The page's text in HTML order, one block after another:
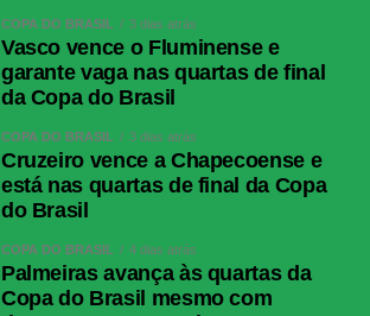
COPA DO BRASIL 3 dias atrás
Vasco vence o Fluminense e
garante vaga nas quartas de final
da Copa do Brasil
COPA DO BRASIL 3 dias atrás
Cruzeiro vence a Chapecoense e
está nas quartas de final da Copa
do Brasil
COPA DO BRASIL 4 dias atrás
Palmeiras avança às quartas da
Copa do Brasil mesmo com